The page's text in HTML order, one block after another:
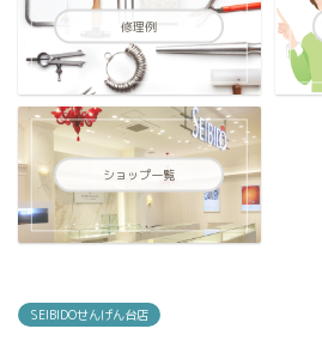
修理例
ショップ一覧
SEIBIDOせんげん台店